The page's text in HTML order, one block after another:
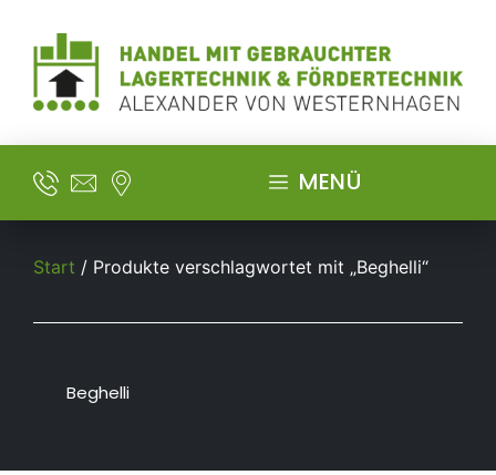
MENÜ
Start / Produkte verschlagwortet mit „Beghelli“
Beghelli